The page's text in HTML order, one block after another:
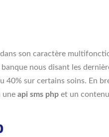
son caractère
nous disant les
sur certains soins. En
une api sms php et un